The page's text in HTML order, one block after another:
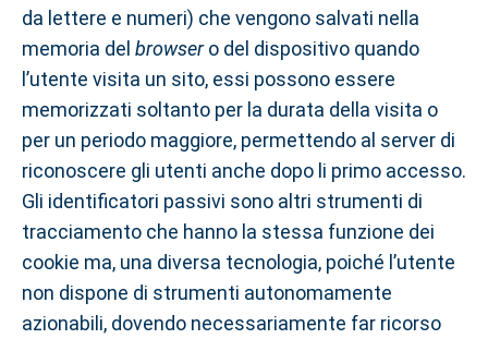
da lettere e numeri) che vengono salvati nella
memoria del browsero del dispositivo quando
l’utente visita un sito, essi possono essere
memorizzati soltanto per la durata della visita o
per un periodo maggiore, permettendo al server di
riconoscere gli utenti anche dopo li primo accesso.
Gli identificatori passivi sono altri strumenti di
tracciamento che hanno la stessa funzione dei
cookie ma, una diversa tecnologia, poiché l’utente
non dispone di strumenti autonomamente
azionabili, dovendo necessariamente far ricorso